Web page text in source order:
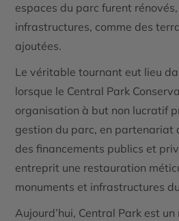
espaces du parc furent
infrastructures, comme des
ajoutées.
Le véritable tournant eut lieu
lorsque le Central Park
organisation à but non lucratif
gestion du parc, en partenariat
des financements publics et
entreprit une restauration
monuments et infrastructures
Aujourd’hui, Central Park est